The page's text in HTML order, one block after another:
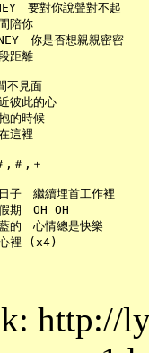
　要對你說聲對不起
陪你
　你是否想親親密密
距離
不見面
彼此的心
的時候
這裡
,＃,＋
子　繼續埋首工作裡
期　OH OH
的　心情總是快樂
http://